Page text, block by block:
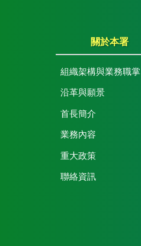
關於本署
組織架構與業務職掌
沿革與願景
首長簡介
業務內容
重大政策
聯絡資訊